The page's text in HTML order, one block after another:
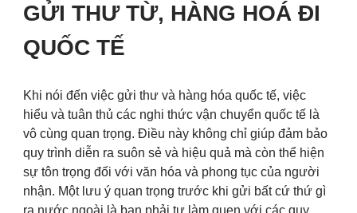
GỬI THƯ TỪ, HÀNG HOÁ ĐI
QUỐC TẾ
Khi nói đến việc gửi thư và hàng hóa quốc tế, việc
hiểu và tuân thủ các nghi thức vận chuyển quốc tế là
vô cùng quan trọng. Điều này không chỉ giúp đảm bảo
quy trình diễn ra suôn sẻ và hiệu quả mà còn thể hiện
sự tôn trọng đối với văn hóa và phong tục của người
nhận. Một lưu ý quan trọng trước khi gửi bất cứ thứ gì
ra nước ngoài là bạn phải tự làm quen với các quy